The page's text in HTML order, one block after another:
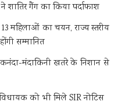
शातिर गैंग का किया पर्दाफाश
13 महिलाओं का चयन, राज्य स्तरीय
सम्मानित
मंदाकिनी खतरे के निशान से
को भी मिले SIR नोटिस